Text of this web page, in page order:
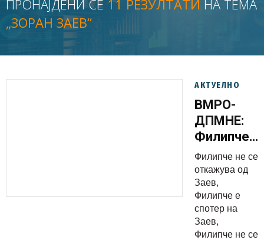
БАНКАРСТВО
ЖИВОТ
ПРОНАЈДЕНИ СЕ 11 РЕЗУЛТАТИ НА ТЕМА
„ЗОРАН ЗАЕВ“
АКТУЕЛНО
ВМРО-
ДПМНЕ:
Филипче
не се
откажува
од Заев, а
со тоа и
во
Филипче не се
откажува од
Заев,
Филипче е
спотер на
Заев,
Филипче не се